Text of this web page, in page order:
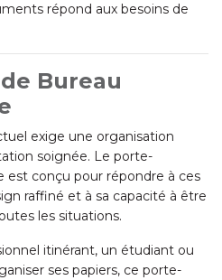
répond aux besoins de
Bureau
exige une organisation
soignée. Le porte-
est conçu pour répondre à ces
raffiné et à sa capacité à être
les situations.
itinérant, un étudiant ou
ses papiers, ce porte-